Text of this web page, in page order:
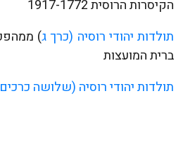
הקיסרות הרוסית 1917-1772
תולדות יהודי רוסיה (כרך ג
ברית המועצות
תולדות יהודי רוסיה (שלושה כרכים)